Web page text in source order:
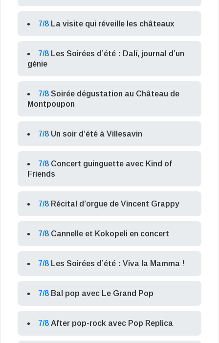
7/8 La visite qui réveille les châteaux
7/8 Les Soirées d’été : Dalí, journal d’un
génie
7/8 Soirée dégustation au Château de
Montpoupon
7/8 Un soir d’été à Villesavin
7/8 Concert guinguette avec Kind of
Friends
7/8 Récital d’orgue de Vincent Grappy
7/8 Cannelle et Kokopeli en concert
7/8 Les Soirées d’été : Viva la Mamma !
7/8 Bal pop avec Le Grand Pop
7/8 After pop-rock avec Pop Replica